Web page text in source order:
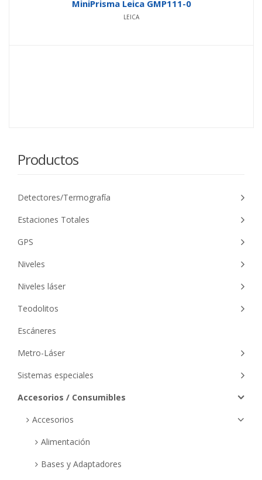
MiniPrisma Leica GMP111-0
LEICA
Productos
Detectores/Termografía
Estaciones Totales
GPS
Niveles
Niveles láser
Teodolitos
Escáneres
Metro-Láser
Sistemas especiales
Accesorios / Consumibles
Accesorios
Alimentación
Bases y Adaptadores